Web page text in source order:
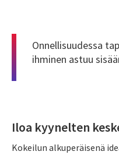
Onnellisuudessa
ihminen astuu
Iloa kyynelten
Kokeilun alkuperäisenä